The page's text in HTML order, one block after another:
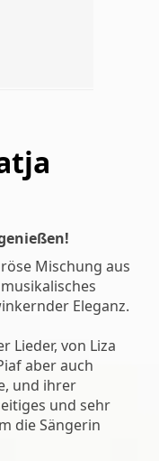
Mischung aus
Eleganz.
Lieder, von Liza
aber auch
und ihrer
und sehr
die Sängerin